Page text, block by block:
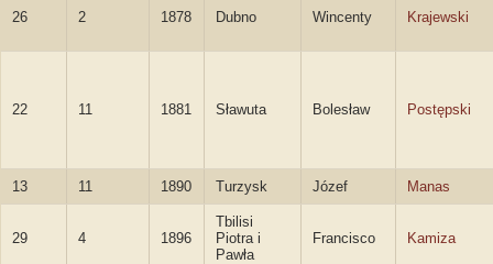
26 2 1878 Dubno Wincenty Krajewski
22 11 1881 Sławuta Bolesław Postępski
13 11 1890 Turzysk Józef Manas
29 4 1896
Tbilisi
Piotra i
Pawła
Francisco Kamiza